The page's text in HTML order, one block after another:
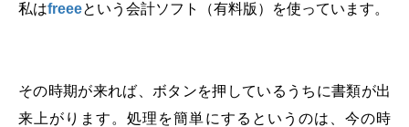
私はfreeeという会計ソフト（有料版）を使っています。
その時期が来れば、ボタンを押しているうちに書類が出
来上がります。処理を簡単にするというのは、今の時